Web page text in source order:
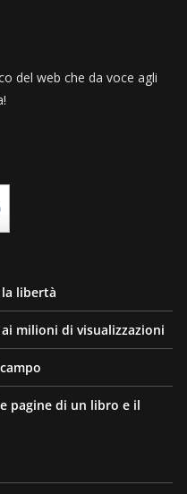
del web che da voce agli
la libertà
milioni di visualizzazioni
pagine di un libro e il